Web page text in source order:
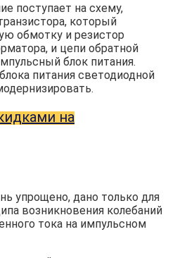
поступает на схему,
который
обмотку и резистор
и цепи обратной
блок питания.
питания светодиодной
на
упрощено, дано только для
возникновения колебаний
тока на импульсном